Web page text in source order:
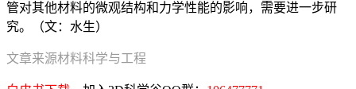
管对其他材料的微观结构和力学性能的影响，需要进一步研
究。（文：水生）
文章来源材料科学与工程